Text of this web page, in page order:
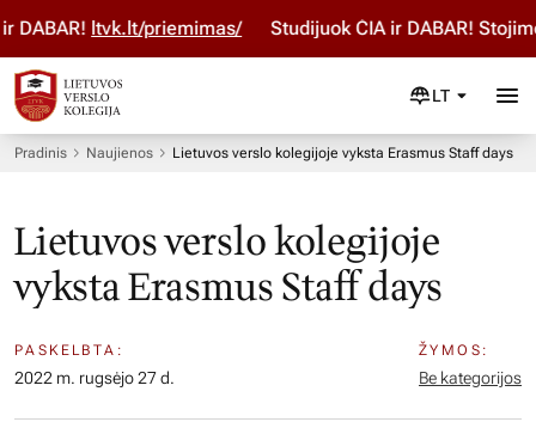
ltvk.lt/priemimas/ Studijuok ČIA ir DABAR!
LT
Pradinis Naujienos Lietuvos verslo kolegijoje vyksta Erasmus Staff days
Lietuvos verslo kolegijoje
vyksta Erasmus Staff days
PASKELBTA:
2022 m. rugsėjo 27 d.
ŽYMOS:
Be kategorijos